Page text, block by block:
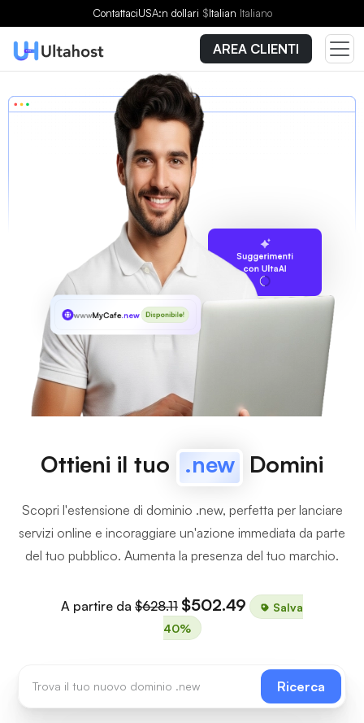
ContattaciUSA:n dollari $Italian Italiano
AREA CLIENTI
Suggerimenti
con UltaAI
wwwMyCafe.new Disponibile!
Ottieni il tuo .new Domini
Scopri l'estensione di dominio .new, perfetta per lanciare
servizi online e incoraggiare un'azione immediata da parte
del tuo pubblico. Aumenta la presenza del tuo marchio.
A partire da $628.11 $502.49
Salva
40%
Ricerca